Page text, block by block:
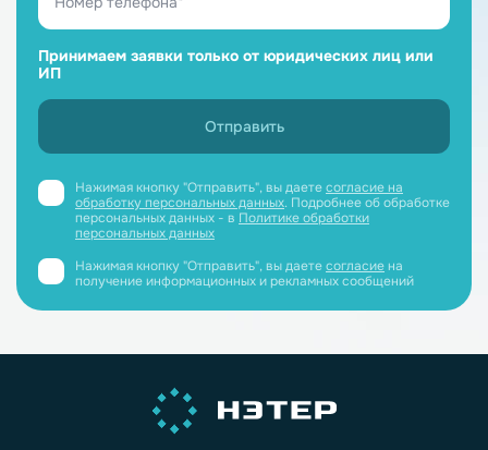
Принимаем заявки только от юридических лиц или
ИП
Нажимая кнопку "Отправить", вы даетесогласие на
обработку персональных данных. Подробнее об обработке
персональных данных - в Политике обработки
персональных данных
Нажимая кнопку "Отправить", вы даетесогласиена
получение информационных и рекламных сообщений